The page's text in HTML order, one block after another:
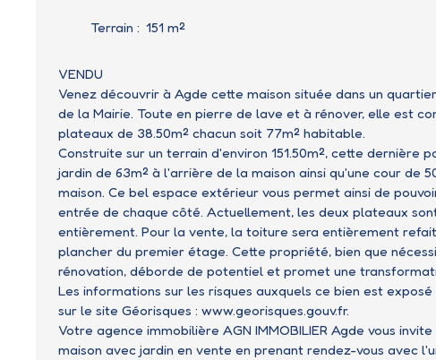
Terrain : 151 m²
VENDU
Venez découvrir à Agde cette maison située dans un
de la Mairie. Toute en pierre de lave et à rénover, elle est
plateaux de 38.50m² chacun soit 77m² habitable.
Construite sur un terrain d'environ 151.50m², cette dernière
jardin de 63m² à l'arrière de la maison ainsi qu'une cour de
maison. Ce bel espace extérieur vous permet ainsi de
entrée de chaque côté. Actuellement, les deux plateaux
entièrement. Pour la vente, la toiture sera entièrement
plancher du premier étage. Cette propriété, bien que
rénovation, déborde de potentiel et promet une
Les informations sur les risques auxquels ce bien est
sur le site Géorisques : www.georisques.gouv.fr.
Votre agence immobilière AGN IMMOBILIER Agde vous
maison avec jardin en vente en prenant rendez-vous avec